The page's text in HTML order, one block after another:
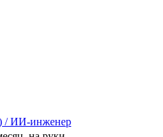
/ ИИ-инженер